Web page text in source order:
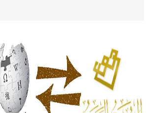
الحكم، الأدلة، تنظيم التغذية، ورسالته في
له الفضل بأنه حرر الطب من الدين
- هل تعلم أن المرجان إفراز حيواني يتكون